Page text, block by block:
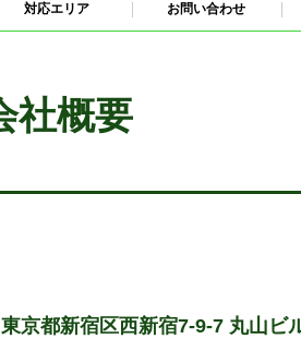
対応エリア お問い合わせ
社概要
京都新宿区西新宿7-9-7 丸山ビ